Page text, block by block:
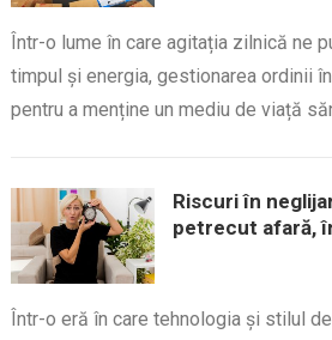
Într-o lume în care agitația zilnică ne
timpul și energia, gestionarea ordinii
pentru a menține un mediu de viață
Riscuri în
petrecut afară,
Într-o eră în care tehnologia și stilul